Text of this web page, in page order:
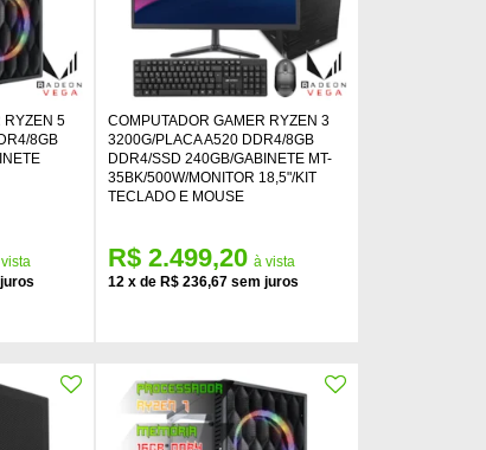
RYZEN 5
8GB
COMPUTADOR GAMER RYZEN 3
3200G/PLACA A520 DDR4/8GB
DDR4/SSD 240GB/GABINETE MT-
35BK/500W/MONITOR 18,5"/KIT
TECLADO E MOUSE
12 x de R$ 236,67
R$ 2.499,20